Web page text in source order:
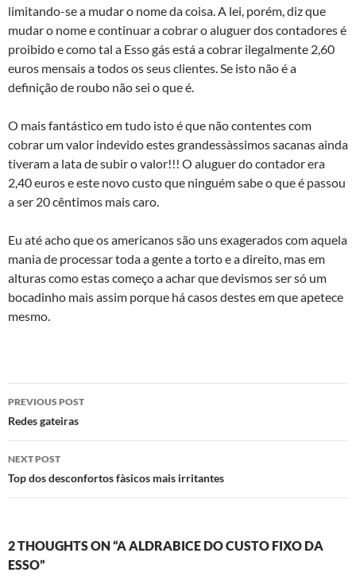
limitando-se a mudar o nome da coisa. A lei, porém, diz que
mudar o nome e continuar a cobrar o aluguer dos contadores é
proibido e como tal a Esso gás está a cobrar ilegalmente 2,60
euros mensais a todos os seus clientes. Se isto não é a
definição de roubo não sei o que é.
O mais fantástico em tudo isto é que não contentes com
cobrar um valor indevido estes grandessà­ssimos sacanas ainda
tiveram a lata de subir o valor!!! O aluguer do contador era
2,40 euros e este novo custo que ninguém sabe o que é passou
a ser 20 cêntimos mais caro.
Eu até acho que os americanos são uns exagerados com aquela
mania de processar toda a gente a torto e a direito, mas em
alturas como estas começo a achar que devismos ser só um
bocadinho mais assim porque há casos destes em que apetece
mesmo.
Post
navigation
PREVIOUS POST
Redes gateiras
NEXT POST
Top dos desconfortos fà­sicos mais irritantes
2 THOUGHTS ON “A ALDRABICE DO CUSTO FIXO DA
ESSO”